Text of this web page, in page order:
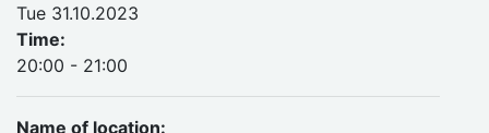
Tue 31.10.2023
Time:
20:00 - 21:00
Name of location: